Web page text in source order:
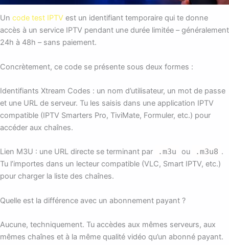
Un code test IPTV est un identifiant temporaire qui te donne
accès à un service IPTV pendant une durée limitée – généralement
24h à 48h – sans paiement.
Concrètement, ce code se présente sous deux formes :
Identifiants Xtream Codes : un nom d’utilisateur, un mot de passe
et une URL de serveur. Tu les saisis dans une application IPTV
compatible (IPTV Smarters Pro, TiviMate, Formuler, etc.) pour
accéder aux chaînes.
Lien M3U : une URL directe se terminant par .m3u ou .m3u8 .
Tu l’importes dans un lecteur compatible (VLC, Smart IPTV, etc.)
pour charger la liste des chaînes.
Quelle est la différence avec un abonnement payant ?
Aucune, techniquement. Tu accèdes aux mêmes serveurs, aux
mêmes chaînes et à la même qualité vidéo qu’un abonné payant.